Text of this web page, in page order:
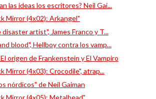
las ideas los escritores? Neil Gai...
Mirror (4x02): Arkangel"
artist", James Franco y T...
blood", Hellboy contra los vamp...
origen de Frankenstein y El Vampiro
Mirror (4x03): Crocodile", atrap...
nórdicos" de Neil Gaiman
Mirror (4x05): Metalhead"